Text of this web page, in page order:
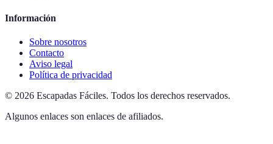
Información
Sobre nosotros
Contacto
Aviso legal
Política de privacidad
© 2026 Escapadas Fáciles. Todos los derechos reservados.
Algunos enlaces son enlaces de afiliados.